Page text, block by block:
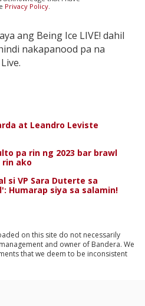
Privacy Policy.
ang Being Ice LIVE! dahil
nakapanood pa na
at Leandro Leviste
pa rin ng 2023 bar brawl
rin ako
si VP Sara Duterte sa
Humarap siya sa salamin!
on this site do not necessarily
and owner of Bandera. We
that we deem to be inconsistent